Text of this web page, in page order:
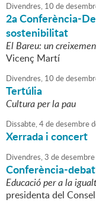
Divendres, 10 de
2a Conferència-
sostenibilitat
El Bareu: un
Vicenç Martí
Divendres, 10 de
Tertúlia
Cultura per la pau
Dissabte,4dedesembre
Xerrada i concert
Divendres,3 dedesembre
Conferència-debat
Educació per a la
presidenta del